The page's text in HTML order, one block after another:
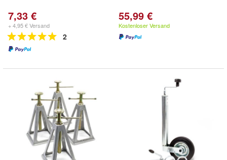
7,33 €
+ 4,95 € Versand
2
55,99 €
Kostenloser Versand